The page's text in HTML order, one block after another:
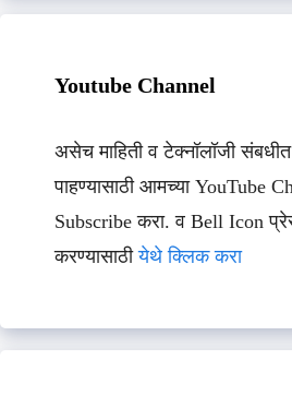
Youtube Channel
असेच माहिती व टेक्नॉलॉजी
पाहण्यासाठी आमच्या YouTube
Subscribe करा. व Bell Icon
करण्यासाठीयेथे क्लिक करा